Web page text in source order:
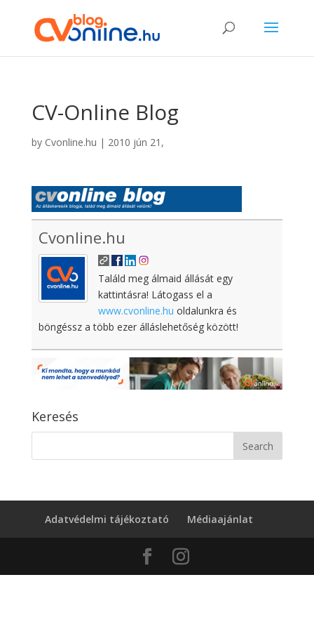
CV-Online Blog
by Cvonline.hu | 2010 jún 21,
Cvonline.hu
Találd meg álmaid állását egy
kattintásra! Látogass el a
www.cvonline.hu oldalunkra és
böngéssz a több ezer álláslehetőség között!
Keresés
Adatvédelmi tájékoztató Médiaajánlat